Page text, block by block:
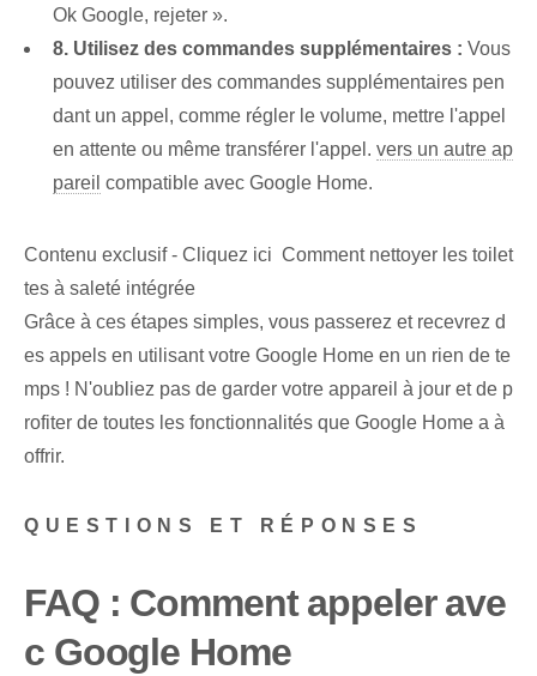
Ok Google, rejeter ».
8. Utilisez des commandes supplémentaires : Vous
pouvez utiliser des commandes supplémentaires pen
dant un appel, comme régler le volume, mettre l'appel
en attente ou même transférer l'appel. vers un autre ap
pareil ⁣compatible avec Google‌ Home.
Contenu exclusif - Cliquez ici Comment nettoyer les toilet
tes à saleté intégrée
Grâce à ces étapes simples, vous passerez et recevrez d
es appels en utilisant votre Google Home en un rien de te
mps !⁢ N'oubliez pas de garder votre appareil à jour et de p
rofiter de toutes les fonctionnalités que Google Home a à
offrir.
QUESTIONS ET RÉPONSES
FAQ : Comment appeler ave
c Google Home